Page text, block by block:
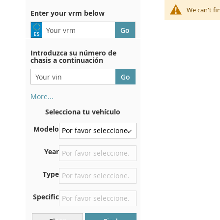
We can't
Enter your vrm below
Introduzca su número de
chasis a continuación
More...
encuentra en el reverso de su
certificado de registro. Y
también en el coche.
En la placa inferior del
asiento delantero derecho
Centrar contra el mamparo
debajo del capó.
Justo en el compartimento
del motor.
Selecciona tu vehículo
Modelo
Year
Type
Specific